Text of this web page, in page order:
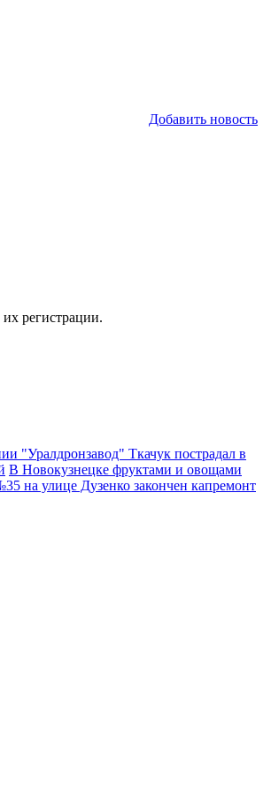
Добавить новость
регистрации.
"Уралдронзавод" Ткачук пострадал в
В Новокузнецке фруктами и овощами
на улице Дузенко закончен капремонт